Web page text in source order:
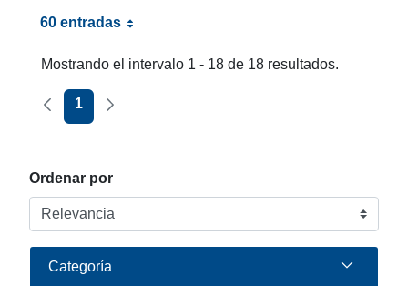
Ordenar por
Categoría
60 entradas
Mostrando el intervalo 1 - 18 de 18 resultados.
Página anterior
1